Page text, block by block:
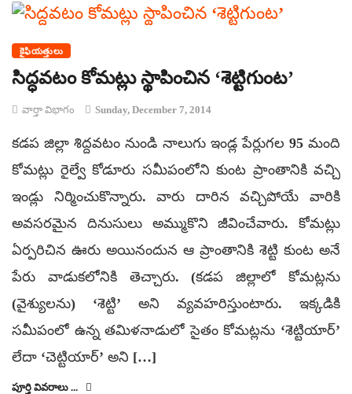
కైఫియత్తులు
సిద్ధవటం కోమట్లు స్థాపించిన ‘శెట్టిగుంట’
వార్తా విభాగం Sunday, December 7, 2014
కడప జిల్లా శిద్దవటం నుండి నాలుగు ఇండ్ల పేర్లుగల 95 మంది
కోమట్లు రైల్వే కోడూరు సమీపంలోని కుంట ప్రాంతానికి వచ్చి
ఇండ్లు నిర్మించుకొన్నారు. వారు దారిన వచ్చిపోయే వారికి
అవసరమైన దినుసులు అమ్ముకొని జీవించేవారు. కోమట్లు
ఏర్పరిచిన ఊరు అయినందున ఆ ప్రాంతానికి శెట్టి కుంట అనే
పేరు వాడుకలోనికి తెచ్చారు. (కడప జిల్లాలో కోమట్లను
(వైశ్యులను) ‘శెట్టి’ అని వ్యవహరిస్తుంటారు. ఇక్కడికి
సమీపంలో ఉన్న తమిళనాడులో సైతం కోమట్లను ‘శెట్టియార్’
లేదా ‘చెట్టియార్’ అని […]
పూర్తి వివరాలు ...